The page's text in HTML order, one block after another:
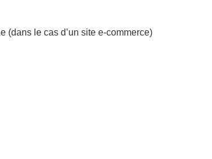
(dans le cas d’un site e-commerce)